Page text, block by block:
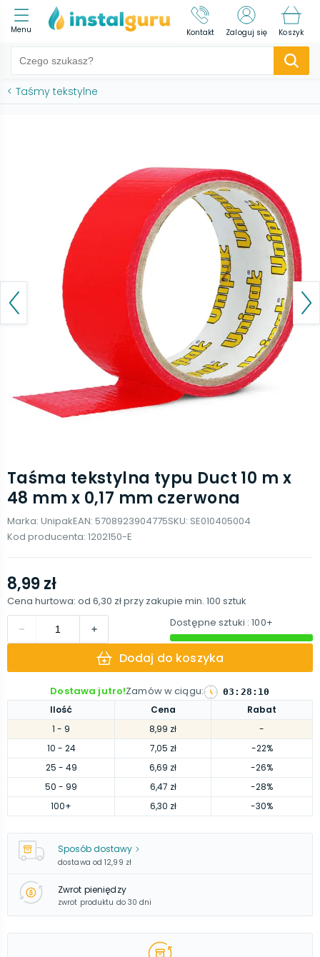
Menu Kontakt Zaloguj się Koszyk
< Taśmy tekstylne
Taśma tekstylna typu Duct 10 m x
48 mm x 0,17 mm czerwona
Marka: UnipakEAN: 5708923904775SKU: SE010405004
Kod producenta: 1202150-E
Ilość Cena
Rabat
1 - 9 8,99 zł
-
10 - 24 7,05 zł
-22%
25 - 49 6,69 zł
-26%
50 - 99 6,47 zł
-28%
100+ 6,30 zł -30%
8,99 zł
Cena hurtowa: od 6,30 złprzy zakupie min. 100 sztuk
Dostępne sztuki : 100+
Dodaj do koszyka
Dostawa jutro!Zamów w ciągu: 03 : 28 : 10
Sposób dostawy
dostawa od 12,99 zł
Zwrot pieniędzy
zwrot produktu do 30 dni